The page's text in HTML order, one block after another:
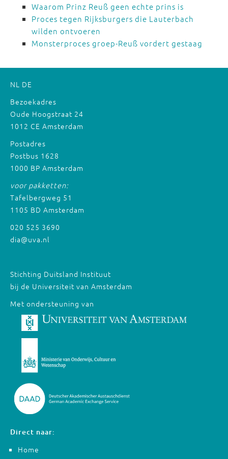
Waarom Prinz Reuß geen echte prins is
Proces tegen Rijksburgers die Lauterbach
wilden ontvoeren
Monsterproces groep-Reuß vordert gestaag
NL DE
Bezoekadres
Oude Hoogstraat 24
1012 CE Amsterdam
Postadres
Postbus 1628
1000 BP Amsterdam
voor pakketten:
Tafelbergweg 51
1105 BD Amsterdam
020 525 3690
dia@uva.nl
Stichting Duitsland Instituut
bij de Universiteit van Amsterdam
Met ondersteuning van
Direct naar:
Home